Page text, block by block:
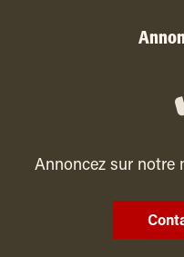
Annoncez sur notre